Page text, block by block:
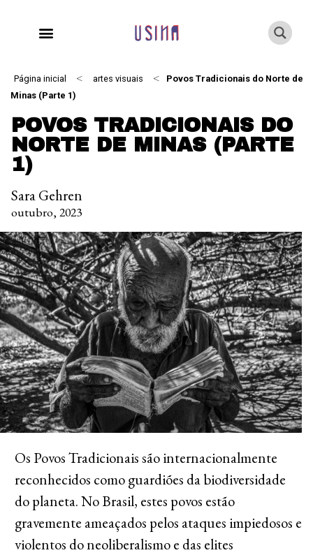
Página inicial < artes visuais <
Povos Tradicionais do Norte de
Minas (Parte 1)
POVOS TRADICIONAIS DO
NORTE DE MINAS (PARTE
1)
Sara Gehren
outubro, 2023
Os Povos Tradicionais são internacionalmente
reconhecidos como guardiões da biodiversidade
do planeta. No Brasil, estes povos estão
gravemente ameaçados pelos ataques impiedosos e
violentos do neoliberalismo e das elites